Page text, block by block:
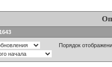
Порядок